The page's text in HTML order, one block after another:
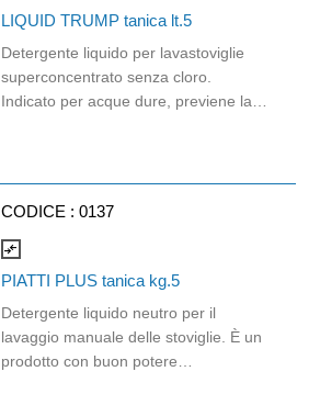
verniciate. Gradevole profumo
balsamico
LIQUID TRUMP tanica lt.5
Detergente liquido per lavastoviglie
superconcentrato senza cloro.
Indicato per acque dure, previene la
CODICE : 0137
compare_arrows
PIATTI PLUS tanica kg.5
Detergente liquido neutro per il
lavaggio manuale delle stoviglie. È un
prodotto con buon potere